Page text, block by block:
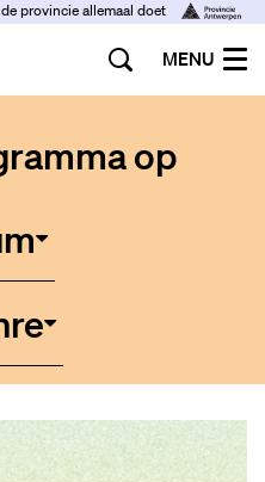
provincie allemaal doet
MENU
op